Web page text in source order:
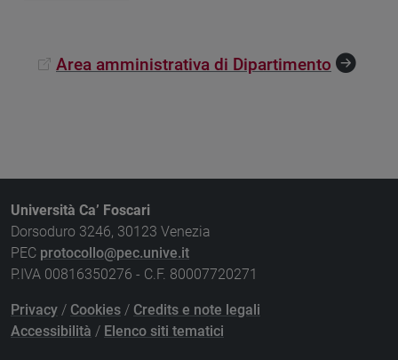
Area amministrativa di Dipartimento
Università Ca’ Foscari
Dorsoduro 3246, 30123 Venezia
PEC protocollo@pec.unive.it
P.IVA 00816350276 - C.F. 80007720271
Privacy / Cookies / Credits e note legali
Accessibilità / Elenco siti tematici